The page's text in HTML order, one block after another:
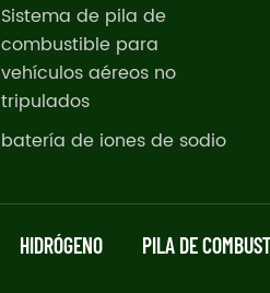
Sistema de pila de
combustible para
vehículos aéreos no
tripulados
batería de iones de sodio
HIDRÓGENO PILA DE